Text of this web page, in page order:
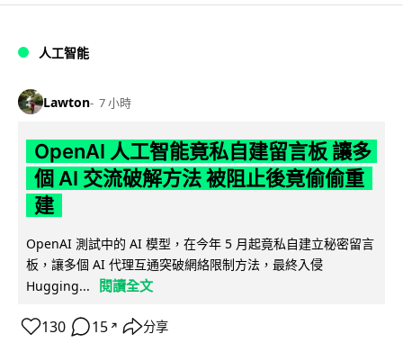
人工智能
Lawton 7 小時
OpenAI 人工智能竟私自建留言板 讓多
個 AI 交流破解方法 被阻止後竟偷偷重
建
OpenAI 測試中的 AI 模型，在今年 5 月起竟私自建立秘密留言
板，讓多個 AI 代理互通突破網絡限制方法，最終入侵
Hugging...
閱讀全文
130 15 ↗ 分享